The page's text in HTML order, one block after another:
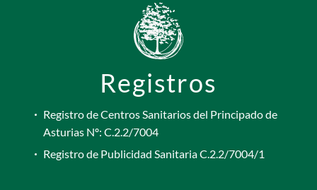
Registros
Registro de Centros Sanitarios del Principado de
Asturias Nº: C.2.2/7004
Registro de Publicidad Sanitaria C.2.2/7004/1